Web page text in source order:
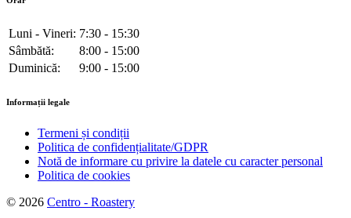
Luni - Vineri: 7:30 - 15:30
Sâmbătă:
8:00 - 15:00
Duminică:
9:00 - 15:00
Informații legale
Termeni și condiții
Politica de confidențialitate/GDPR
Notă de informare cu privire la datele cu caracter personal
Politica de cookies
© 2026 Centro - Roastery